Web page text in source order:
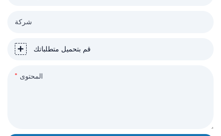
شركة
قم بتحميل متطلباتك
المحتوى